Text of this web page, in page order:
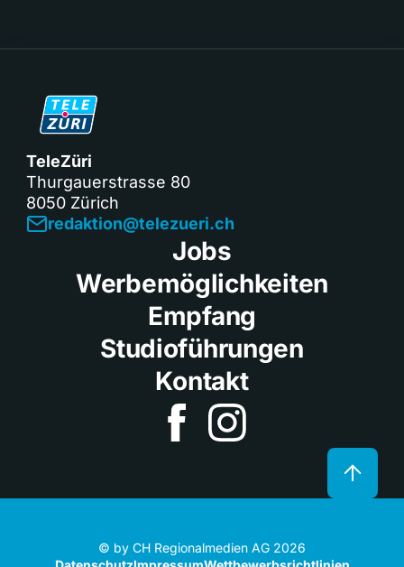
TeleZüri
Thurgauerstrasse 80
8050 Zürich
redaktion@telezueri.ch
Jobs
Werbemöglichkeiten
Empfang
Studioführungen
Kontakt
© by CH Regionalmedien AG 2026